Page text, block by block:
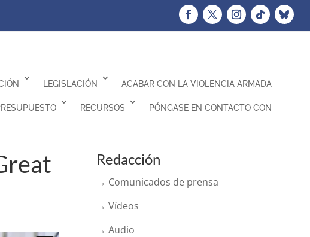
LEGISLACIÓN ACABAR CON LA VIOLENCIA ARMADA
RECURSOS PÓNGASE EN CONTACTO CON
Redacción
→ Comunicados de prensa
→ Vídeos
→ Audio